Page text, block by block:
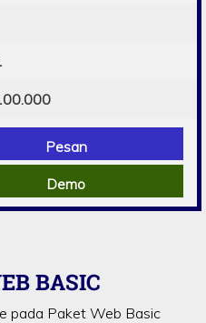
Pesan
Demo
BASIC
pada Paket Web Basic